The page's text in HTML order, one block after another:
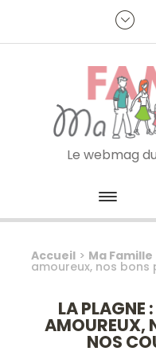
Je
Le webmag
Accueil > Ma Famille
amoureux, nos
LA PLAGNE
AMOUREUX,
NOS
Panneau de gestion des